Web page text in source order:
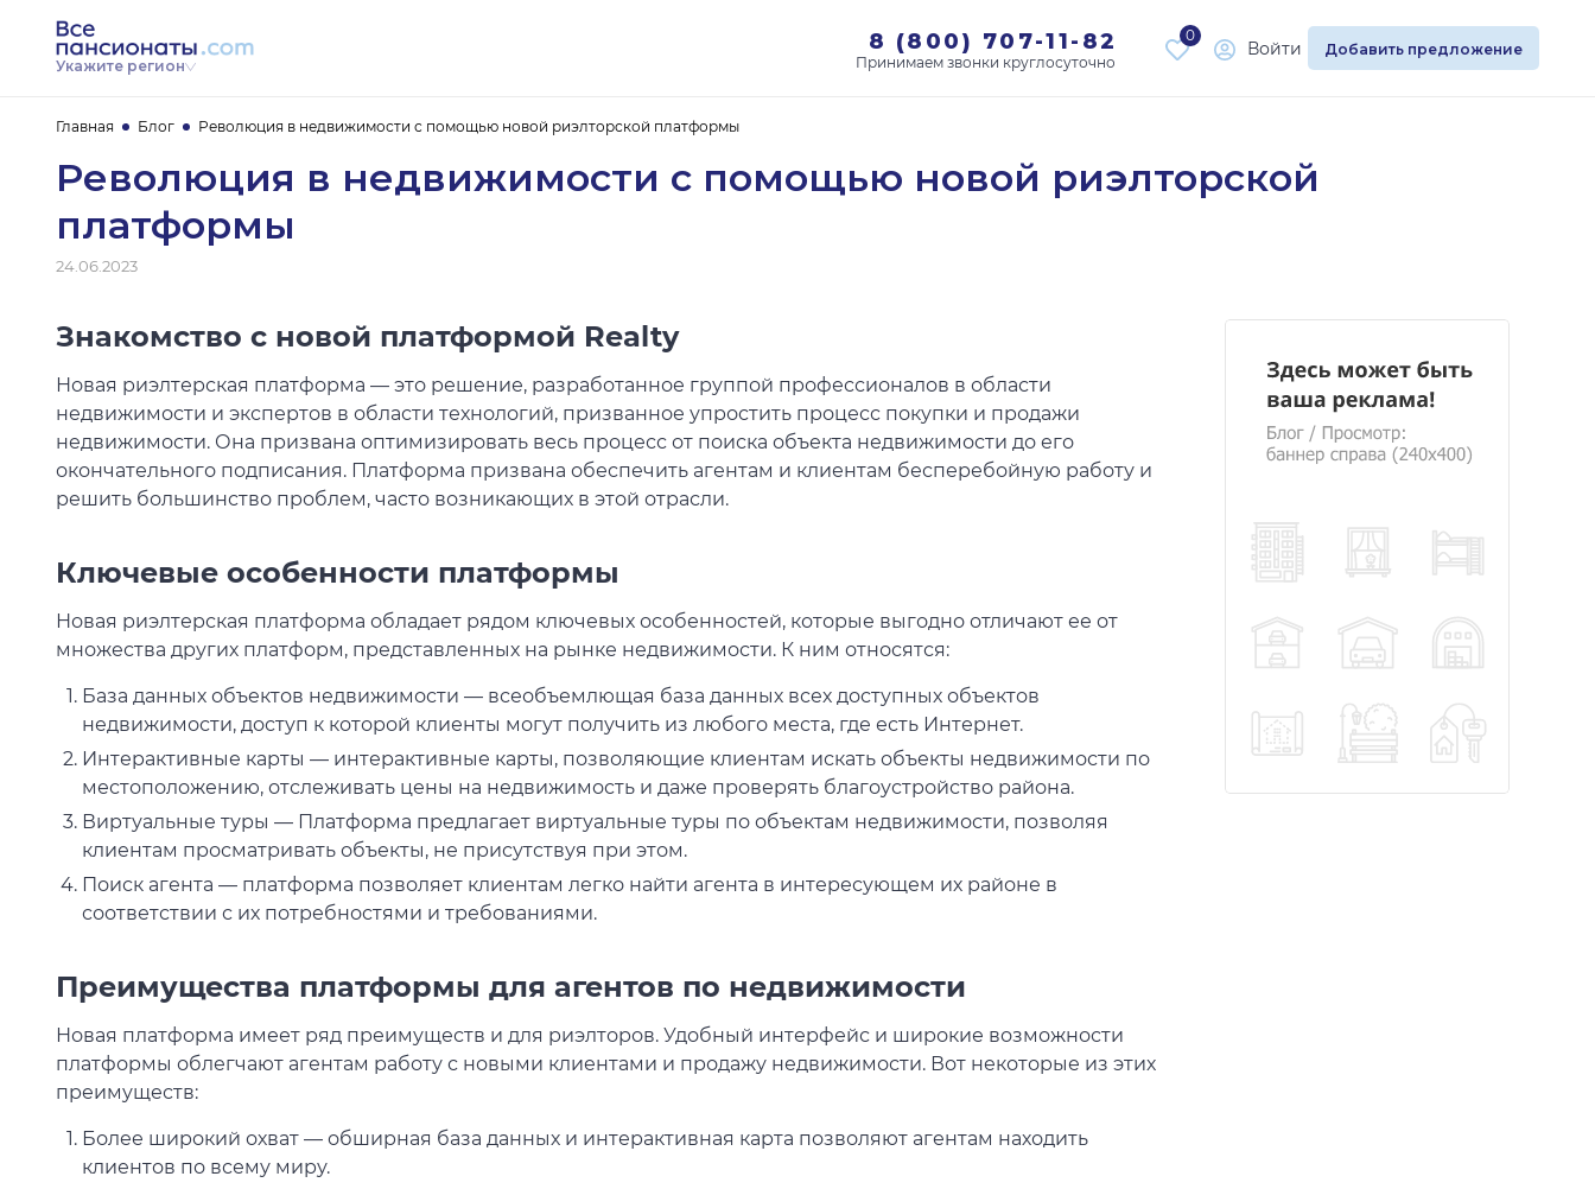
Укажите регион
8 (800) 707-11-82 0
Войти Добавить предложение
Главная Блог Революция в недвижимости с помощью новой риэлторской платформы
Революция в недвижимости с помощью новой риэлторской
платформы
24.06.2023
Знакомство с новой платформой Realty
Новая риэлтерская платформа — это решение, разработанное группой профессионалов в области
недвижимости и экспертов в области технологий, призванное упростить процесс покупки и продажи
недвижимости. Она призвана оптимизировать весь процесс от поиска объекта недвижимости до его
окончательного подписания. Платформа призвана обеспечить агентам и клиентам бесперебойную работу и
решить большинство проблем, часто возникающих в этой отрасли.
Ключевые особенности платформы
Новая риэлтерская платформа обладает рядом ключевых особенностей, которые выгодно отличают ее от
множества других платформ, представленных на рынке недвижимости. К ним относятся:
База данных объектов недвижимости — всеобъемлющая база данных всех доступных объектов
недвижимости, доступ к которой клиенты могут получить из любого места, где есть Интернет.
Интерактивные карты — интерактивные карты, позволяющие клиентам искать объекты недвижимости по
местоположению, отслеживать цены на недвижимость и даже проверять благоустройство района.
Виртуальные туры — Платформа предлагает виртуальные туры по объектам недвижимости, позволяя
клиентам просматривать объекты, не присутствуя при этом.
Поиск агента — платформа позволяет клиентам легко найти агента в интересующем их районе в
соответствии с их потребностями и требованиями.
Преимущества платформы для агентов по недвижимости
Новая платформа имеет ряд преимуществ и для риэлторов. Удобный интерфейс и широкие возможности
платформы облегчают агентам работу с новыми клиентами и продажу недвижимости. Вот некоторые из этих
преимуществ:
Более широкий охват — обширная база данных и интерактивная карта позволяют агентам находить
клиентов по всему миру.